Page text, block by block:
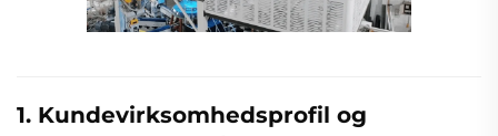
1. Kundevirksomhedsprofil og